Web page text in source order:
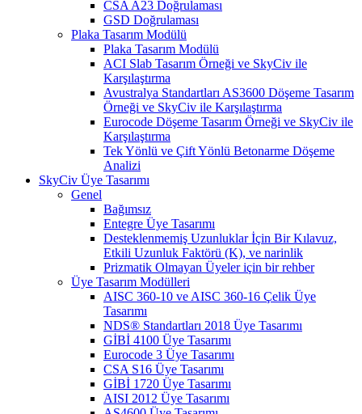
CSA A23 Doğrulaması
GSD Doğrulaması
Plaka Tasarım Modülü
Plaka Tasarım Modülü
ACI Slab Tasarım Örneği ve SkyCiv ile
Karşılaştırma
Avustralya Standartları AS3600 Döşeme Tasarım
Örneği ve SkyCiv ile Karşılaştırma
Eurocode Döşeme Tasarım Örneği ve SkyCiv ile
Karşılaştırma
Tek Yönlü ve Çift Yönlü Betonarme Döşeme
Analizi
SkyCiv Üye Tasarımı
Genel
Bağımsız
Entegre Üye Tasarımı
Desteklenmemiş Uzunluklar İçin Bir Kılavuz,
Etkili Uzunluk Faktörü (K), ve narinlik
Prizmatik Olmayan Üyeler için bir rehber
Üye Tasarım Modülleri
AISC 360-10 ve AISC 360-16 Çelik Üye
Tasarımı
NDS® Standartları 2018 Üye Tasarımı
GİBİ 4100 Üye Tasarımı
Eurocode 3 Üye Tasarımı
CSA S16 Üye Tasarımı
GİBİ 1720 Üye Tasarımı
AISI 2012 Üye Tasarımı